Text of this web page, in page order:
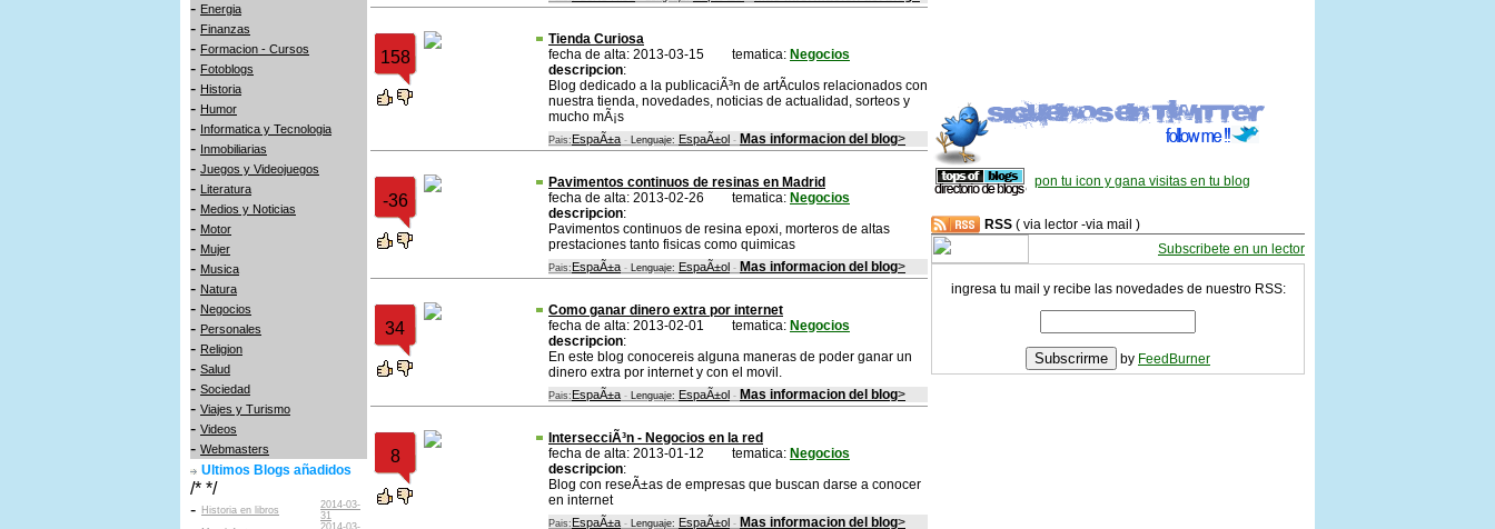
- Energia
- Finanzas
- Formacion - Cursos
- Fotoblogs
- Historia
- Humor
- Informatica y Tecnologia
- Inmobiliarias
- Juegos y Videojuegos
- Literatura
- Medios y Noticias
- Motor
- Mujer
- Musica
- Natura
- Negocios
- Personales
- Religion
- Salud
- Sociedad
- Viajes y Turismo
- Videos
- Webmasters
Ultimos Blogs añadidos
/* */
- Historia en libros
2014-03-
31
2014-03-
158
Tienda Curiosa
fecha de alta: 2013-03-15
tematica: Negocios
descripcion:
Blog dedicado a la publicaciÃ³n de artÃ­culos relacionados con
nuestra tienda, novedades, noticias de actualidad, sorteos y
mucho mÃ¡s
Pais: EspaÃ±a - Lenguaje: EspaÃ±ol - Mas informacion del blog>
-36
Pavimentos continuos de resinas en Madrid
fecha de alta: 2013-02-26
tematica: Negocios
descripcion:
Pavimentos continuos de resina epoxi, morteros de altas
prestaciones tanto fisicas como quimicas
Pais: EspaÃ±a - Lenguaje: EspaÃ±ol - Mas informacion del blog>
34
Como ganar dinero extra por internet
fecha de alta: 2013-02-01
tematica: Negocios
descripcion:
En este blog conocereis alguna maneras de poder ganar un
dinero extra por internet y con el movil.
Pais: EspaÃ±a - Lenguaje: EspaÃ±ol - Mas informacion del blog>
8
IntersecciÃ³n - Negocios en la red
fecha de alta: 2013-01-12
tematica: Negocios
descripcion:
Blog con reseÃ±as de empresas que buscan darse a conocer
en internet
Pais: EspaÃ±a - Lenguaje: EspaÃ±ol - Mas informacion del blog>
pon tu icon y gana visitas en tu blog
RSS ( via lector -via mail )
Subscribete en un lector
ingresa tu mail y recibe las novedades de nuestro RSS:
by FeedBurner